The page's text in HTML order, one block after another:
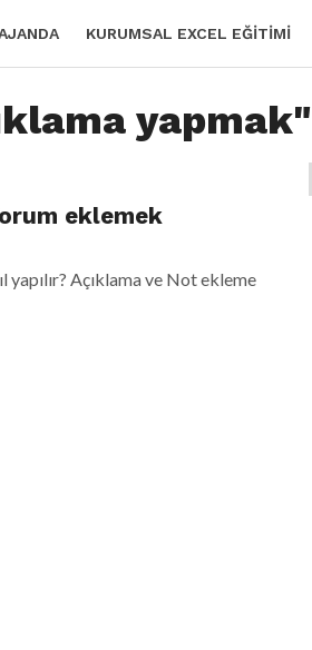
KURUMSAL EXCEL EĞITIMI
yapmak"
eklemek
yapılır? Açıklama ve Not ekleme